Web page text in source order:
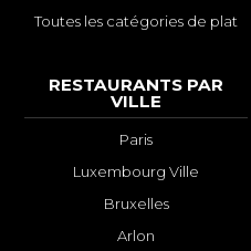
Toutes les catégories de plat
RESTAURANTS PAR
VILLE
Paris
Luxembourg Ville
Bruxelles
Arlon